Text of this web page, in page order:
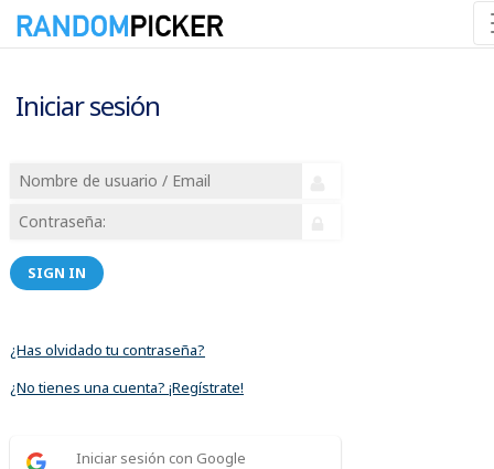
Iniciar sesión
SIGN IN
¿Has olvidado tu contraseña?
¿No tienes una cuenta? ¡Regístrate!
Iniciar sesión con Google